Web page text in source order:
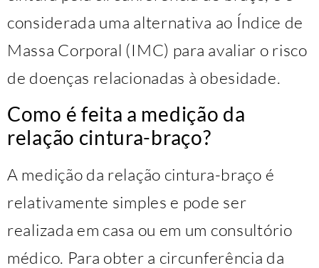
considerada uma alternativa ao Índice de
Massa Corporal (IMC) para avaliar o risco
de doenças relacionadas à obesidade.
Como é feita a medição da
relação cintura-braço?
A medição da relação cintura-braço é
relativamente simples e pode ser
realizada em casa ou em um consultório
médico. Para obter a circunferência da